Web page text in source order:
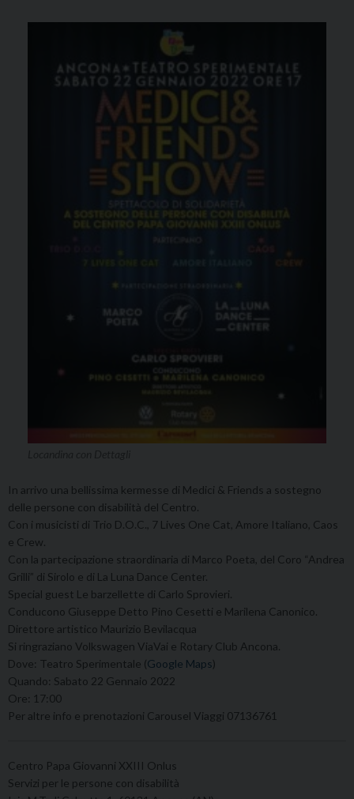
In arrivo una bellissima kermesse di Medici & Friends a sostegno
delle persone con disabilità del Centro.
Con i musicisti di Trio D.O.C., 7 Lives One Cat, Amore Italiano, Caos
e Crew.
Con la partecipazione straordinaria di Marco Poeta, del Coro “Andrea
Grilli” di Sirolo e di La Luna Dance Center.
Special guest Le barzellette di Carlo Sprovieri.
Conducono Giuseppe Detto Pino Cesetti e Marilena Canonico.
Direttore artistico Maurizio Bevilacqua
Si ringraziano Volkswagen ViaVai e Rotary Club Ancona.
Dove: Teatro Sperimentale (Google Maps)
Quando: Sabato 22 Gennaio 2022
Ore: 17:00
Per altre info e prenotazioni Carousel Viaggi 07136761
Centro Papa Giovanni XXIII Onlus
Servizi per le persone con disabilità